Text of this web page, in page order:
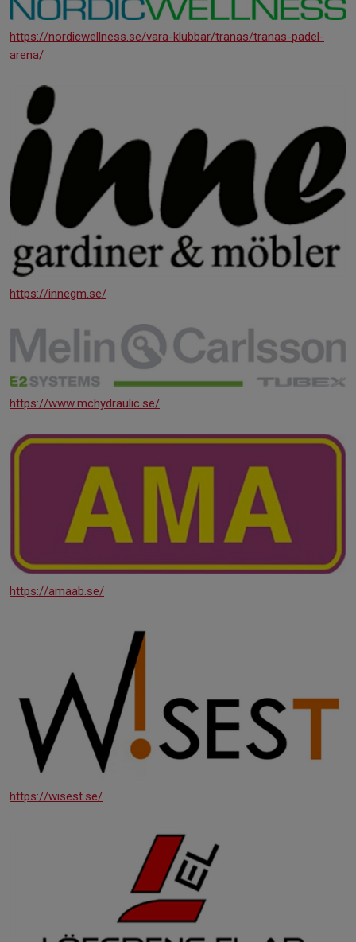
https://nordicwellness.se/vara-klubbar/tranas/tranas-padel-
arena/
https://innegm.se/
https://www.mchydraulic.se/
https://amaab.se/
https://wisest.se/